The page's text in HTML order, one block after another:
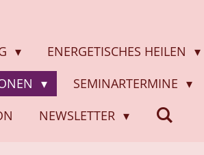
ENERGETISCHES HEILEN
SEMINARTERMINE
NEWSLETTER